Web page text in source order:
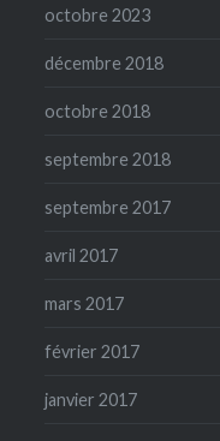
octobre 2023
décembre 2018
octobre 2018
septembre 2018
septembre 2017
avril 2017
mars 2017
février 2017
janvier 2017